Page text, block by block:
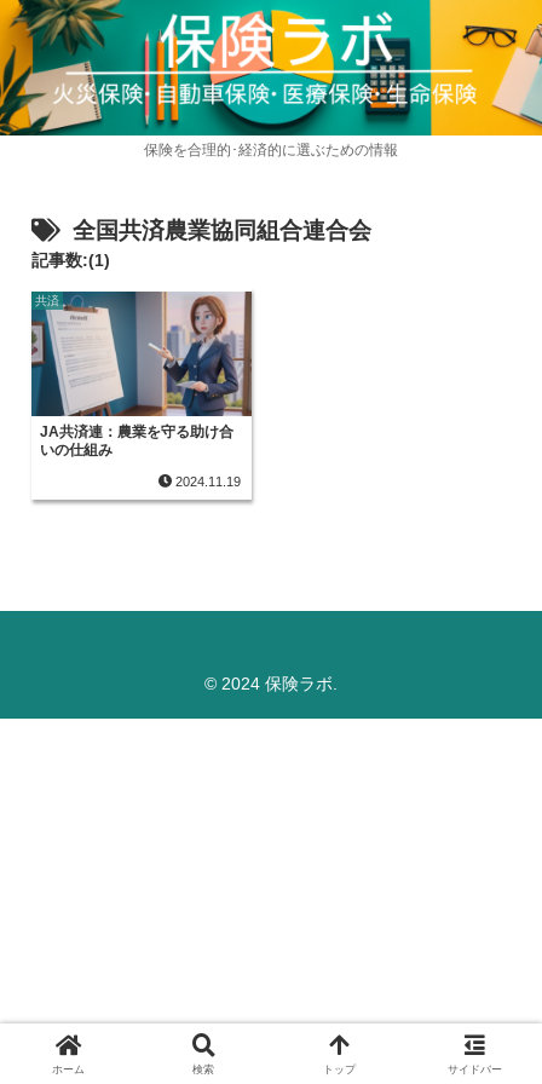
保険を合理的･経済的に選ぶための情報
全国共済農業協同組合連合会
記事数:(1)
共済
JA共済連：農業を守る助け合
いの仕組み
2024.11.19
© 2024 保険ラボ.
ホーム 検索 トップ サイドバー